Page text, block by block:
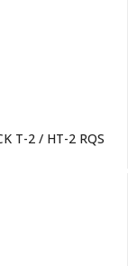
T-2 / HT-2 RQS